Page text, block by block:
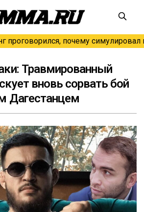
проговорился, почему симулировал
Травмированный
вновь сорвать бой
Дагестанцем